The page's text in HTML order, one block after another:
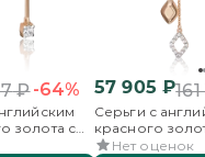
₽-64%
золота с
57 905 ₽
Серьги с
красного
Нет оценок